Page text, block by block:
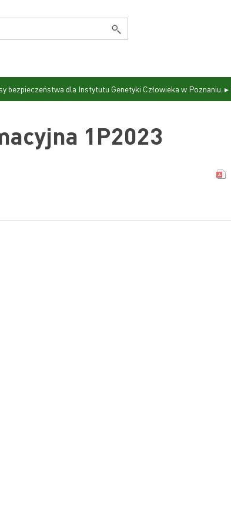
dla Instytutu Genetyki Człowieka w Poznaniu. ▸
1P2023